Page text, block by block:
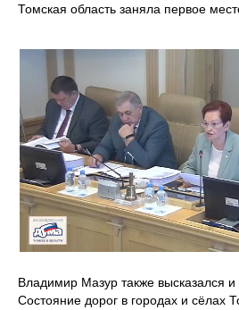
Томская область заняла первое
Владимир Мазур также высказался и
Состояние дорог в городах и сёлах